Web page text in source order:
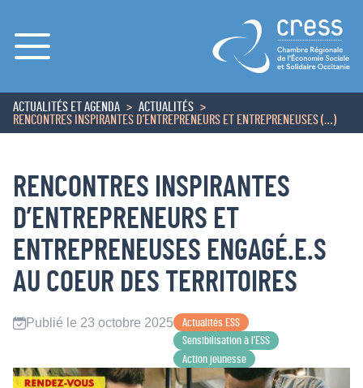
Menu
ACCUEIL
ACTUALITÉS ET AGENDA
ACTUALITÉS
RENCONTRES INSPIRANTES D’ENTREPRENEURS ET ENTREPRENEUSES (…)
RENCONTRES INSPIRANTES
D’ENTREPRENEURS ET
ENTREPRENEUSES ENGAGÉ.E.S
AU COEUR DES TERRITOIRES
Publié le 23 octobre 2025
Actualités ESS
Sensibilisation à l’ESS
Action jeunesse